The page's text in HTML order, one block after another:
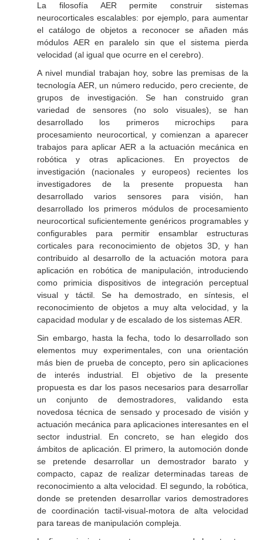
La filosofía AER permite construir sistemas
neurocorticales escalables: por ejemplo, para aumentar
el catálogo de objetos a reconocer se añaden más
módulos AER en paralelo sin que el sistema pierda
velocidad (al igual que ocurre en el cerebro).
A nivel mundial trabajan hoy, sobre las premisas de la
tecnología AER, un número reducido, pero creciente, de
grupos de investigación. Se han construido gran
variedad de sensores (no solo visuales), se han
desarrollado los primeros microchips para
procesamiento neurocortical, y comienzan a aparecer
trabajos para aplicar AER a la actuación mecánica en
robótica y otras aplicaciones. En proyectos de
investigación (nacionales y europeos) recientes los
investigadores de la presente propuesta han
desarrollado varios sensores para visión, han
desarrollado los primeros módulos de procesamiento
neurocortical suficientemente genéricos programables y
configurables para permitir ensamblar estructuras
corticales para reconocimiento de objetos 3D, y han
contribuido al desarrollo de la actuación motora para
aplicación en robótica de manipulación, introduciendo
como primicia dispositivos de integración perceptual
visual y táctil. Se ha demostrado, en síntesis, el
reconocimiento de objetos a muy alta velocidad, y la
capacidad modular y de escalado de los sistemas AER.
Sin embargo, hasta la fecha, todo lo desarrollado son
elementos muy experimentales, con una orientación
más bien de prueba de concepto, pero sin aplicaciones
de interés industrial. El objetivo de la presente
propuesta es dar los pasos necesarios para desarrollar
un conjunto de demostradores, validando esta
novedosa técnica de sensado y procesado de visión y
actuación mecánica para aplicaciones interesantes en el
sector industrial. En concreto, se han elegido dos
ámbitos de aplicación. El primero, la automoción donde
se pretende desarrollar un demostrador barato y
compacto, capaz de realizar determinadas tareas de
reconocimiento a alta velocidad. El segundo, la robótica,
donde se pretenden desarrollar varios demostradores
de coordinación tactil-visual-motora de alta velocidad
para tareas de manipulación compleja.